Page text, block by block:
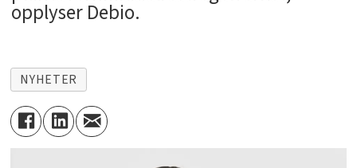
opplyser Debio.
NYHETER